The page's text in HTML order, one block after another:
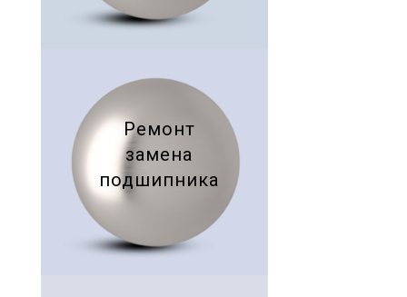
Ремонт
замена
подшипника